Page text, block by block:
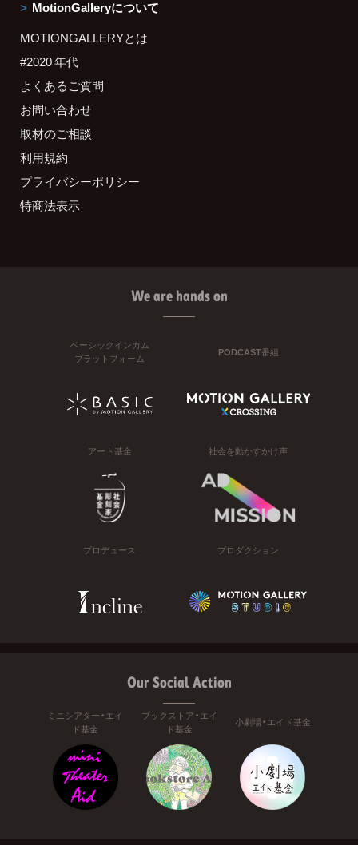
MotionGalleryについて
MOTIONGALLERYとは
#2020 年代
よくあるご質問
お問い合わせ
取材のご相談
利用規約
プライバシーポリシー
特商法表示
We are hands on
ベーシックインカム
プラットフォーム
PODCAST番組
アート基金 社会を動かすかけ声
プロデュース プロダクション
Our Social Action
ミニシアター・エイ
ド基金
ブックストア・エイ
ド基金
小劇場・エイド基金